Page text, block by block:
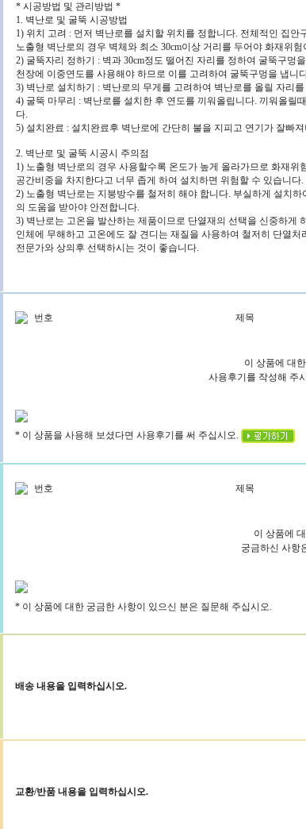
* 시공방법 및 관리방법 *
1. 벽난로 및 굴뚝 시공방법
1) 위치 고려 : 먼저 벽난로를 설치할 위치를 정합니다. 전체적인 집
노출형 벽난로의 경우 벽체와 최소 30cm이상 거리를 두어야 화재위
2) 굴뚝자리 정하기 : 벽과 30cm정도 떨어진 자리를 정하여 굴뚝구멍
천장에 이중연도를 사용해야 하므로 이를 고려하여 굴뚝구멍을 냅니
3) 벽난로 설치하기 : 벽난로의 무게를 고려하여 벽난로를 올릴 자리
4) 굴뚝 마무리 : 벽난로를 설치한 후 연도를 끼워올립니다. 끼워올릴
다.
5) 설치완료 : 설치완료후 벽난로에 간단히 불을 지피고 연기가 잘빠
2. 벽난로 및 굴뚝 시공시 주의점
1) 노출형 벽난로의 경우 사용할수록 온도가 높게 올라가므로 화재
공간비중을 차지한다고 너무 좁게 하여 설치하면 위험할 수 있습니다.
2) 노출형 벽난로는 지붕방수를 철저히 해야 합니다. 부실하게 설치
의 도움을 받아야 안전합니다.
3) 벽난로는 고온을 발산하는 제품이므로 단열재의 선택을 신중하게
인체에 무해하고 고온에도 잘 견디는 재질을 사용하여 철저히 단열처
전문가와 상의후 선택하시는 것이 좋습니다.
번호 제목
이 상품에 대
사용후기를 작성해 주
* 이 상품을 사용해 보셨다면 사용후기를 써 주십시오.
번호 제목
이 상품에
궁금하신 사항
* 이 상품에 대한 궁금한 사항이 있으신 분은 질문해 주십시오.
배송 내용을 입력하십시오.
교환/반품 내용을 입력하십시오.